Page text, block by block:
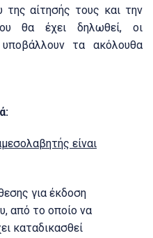
αίτησής τους και την
θα έχει δηλωθεί, οι
υποβάλλουν τα ακόλουθα
είναι
για έκδοση
από το οποίο να
καταδικασθεί